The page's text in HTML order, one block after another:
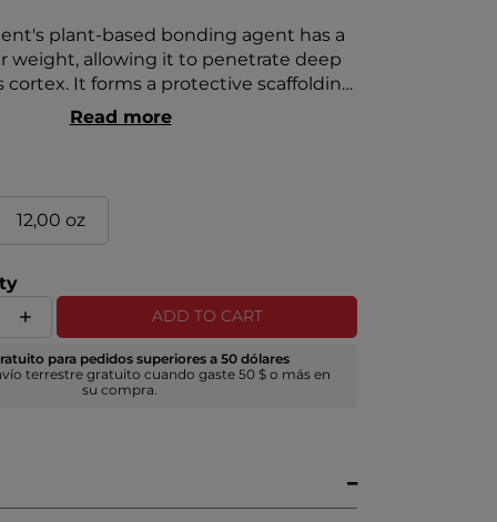
plant-based bonding agent has a
weight, allowing it to penetrate deep
cortex. It forms a protective scaffolding
acids on the surface and inside the
its natural keratin structure and
chemical services.
Read more
12,00 oz
ADD TO CART
para pedidos superiores a 50 dólares
terrestre gratuito cuando gaste 50 $ o más en
su compra.